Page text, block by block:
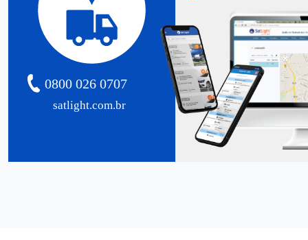
satlight.com.br
0800 026 0707